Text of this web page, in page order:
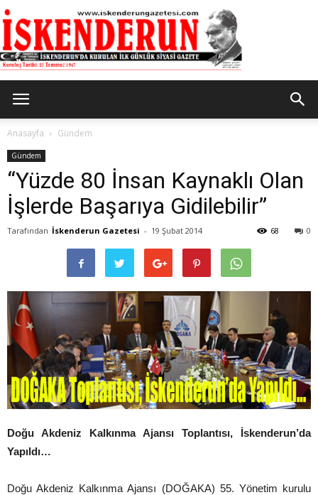
Gazetesi
Anasayfa Gündem
Gündem
“Yüzde 80 İnsan Kaynaklı Olan
İşlerde Başarıya Gidilebilir”
Tarafından İskenderun Gazetesi - 19 Şubat 2014 0
68
Doğu Akdeniz Kalkınma Ajansı Toplantısı, İskenderun’da
Yapıldı…
Doğu Akdeniz Kalkınma Ajansı (DOĞAKA) 55. Yönetim kurulu